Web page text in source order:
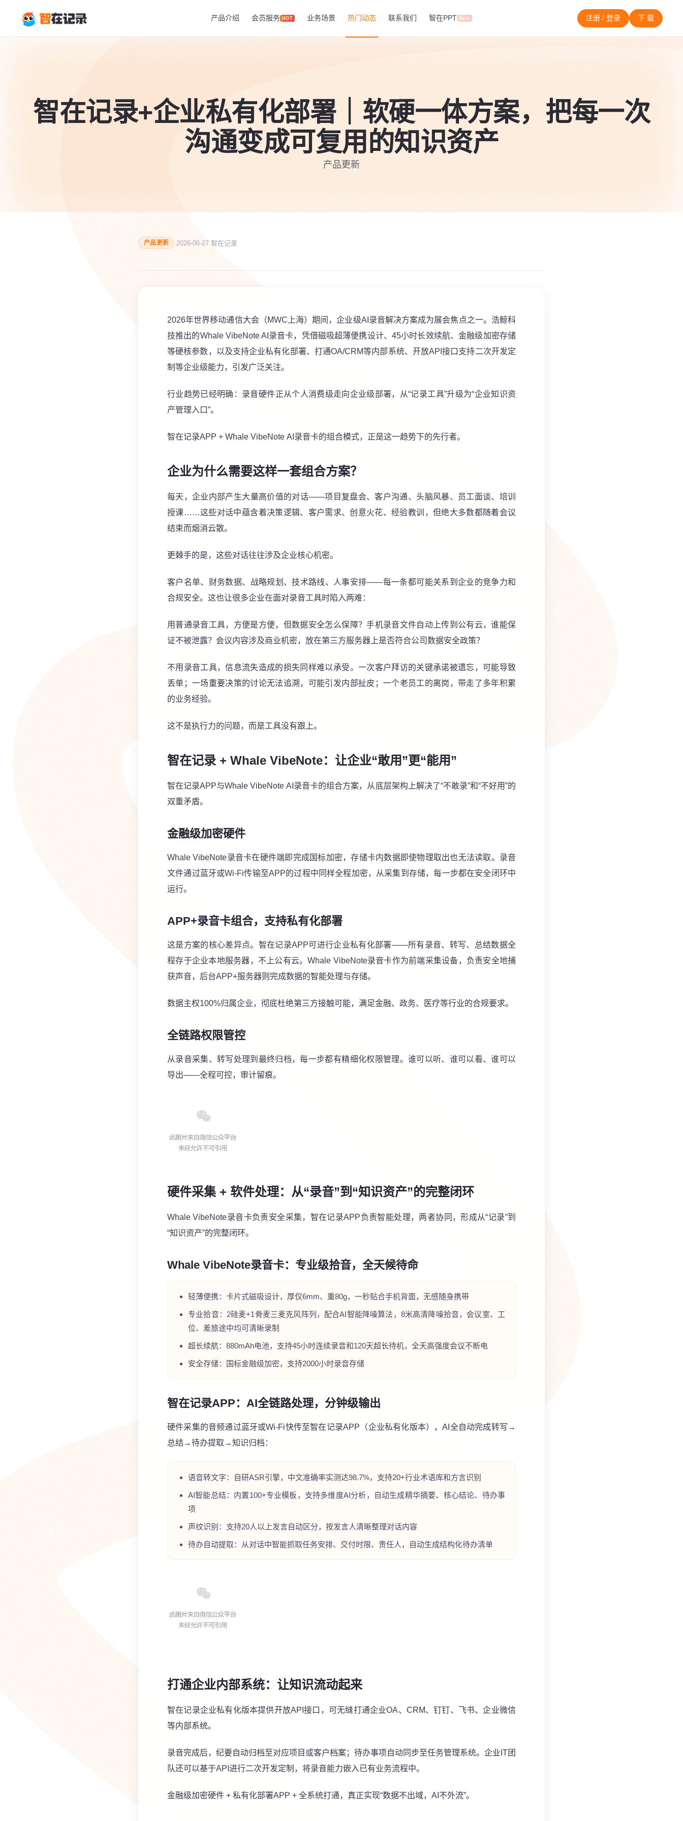
产品介绍 会员服务 HOT 业务场景 热门动态 联系我们 智在PPT New 注册 / 登录 下 载
智在记录+企业私有化部署｜软硬一体方案，把每一次
沟通变成可复用的知识资产
产品更新
产品更新 ·2026-06-27·智在记录
2026年世界移动通信大会（MWC上海）期间，企业级AI录音解决方案成为展会焦点之一。浩鲸科
技推出的Whale VibeNote AI录音卡，凭借磁吸超薄便携设计、45小时长效续航、金融级加密存储
等硬核参数，以及支持企业私有化部署、打通OA/CRM等内部系统、开放API接口支持二次开发定
制等企业级能力，引发广泛关注。
行业趋势已经明确：录音硬件正从个人消费级走向企业级部署，从“记录工具”升级为“企业知识资
产管理入口”。
智在记录APP + Whale VibeNote AI录音卡的组合模式，正是这一趋势下的先行者。
企业为什么需要这样一套组合方案？
每天，企业内部产生大量高价值的对话——项目复盘会、客户沟通、头脑风暴、员工面谈、培训
授课……这些对话中蕴含着决策逻辑、客户需求、创意火花、经验教训，但绝大多数都随着会议
结束而烟消云散。
更棘手的是，这些对话往往涉及企业核心机密。
客户名单、财务数据、战略规划、技术路线、人事安排——每一条都可能关系到企业的竞争力和
合规安全。这也让很多企业在面对录音工具时陷入两难：
用普通录音工具，方便是方便，但数据安全怎么保障？手机录音文件自动上传到公有云，谁能保
证不被泄露？会议内容涉及商业机密，放在第三方服务器上是否符合公司数据安全政策？
不用录音工具，信息流失造成的损失同样难以承受。一次客户拜访的关键承诺被遗忘，可能导致
丢单；一场重要决策的讨论无法追溯，可能引发内部扯皮；一个老员工的离岗，带走了多年积累
的业务经验。
这不是执行力的问题，而是工具没有跟上。
智在记录 + Whale VibeNote： 让企业“敢用”更“能用”
智在记录APP与Whale VibeNote AI录音卡的组合方案，从底层架构上解决了“不敢录”和“不好用”的
双重矛盾。
金融级加密硬件
Whale VibeNote录音卡在硬件端即完成国标加密，存储卡内数据即使物理取出也无法读取。录音
文件通过蓝牙或Wi-Fi传输至APP的过程中同样全程加密，从采集到存储，每一步都在安全闭环中
运行。
APP+录音卡组合，支持私有化部署
这是方案的核心差异点。智在记录APP可进行企业私有化部署——所有录音、转写、总结数据全
程存于企业本地服务器，不上公有云。Whale VibeNote录音卡作为前端采集设备，负责安全地捕
获声音，后台APP+服务器则完成数据的智能处理与存储。
数据主权100%归属企业，彻底杜绝第三方接触可能，满足金融、政务、医疗等行业的合规要求。
全链路权限管控
从录音采集、转写处理到最终归档，每一步都有精细化权限管理。谁可以听、谁可以看、谁可以
导出——全程可控，审计留痕。
硬件采集 + 软件处理：从“录音”到“知识资产”的完整闭环
WhaleVibeNote录音卡负责安全采集，智在记录APP负责智能处理，两者协同，形成从“记录”到
“知识资产”的完整闭环。
Whale VibeNote录音卡：专业级拾音，全天候待命
轻薄便携：卡片式磁吸设计，厚仅6mm、重80g，一秒贴合手机背面，无感随身携带
专业拾音：2硅麦+1骨麦三麦克风阵列，配合AI智能降噪算法，8米高清降噪拾音，会议室、工
位、差旅途中均可清晰录制
超长续航：880mAh电池，支持45小时连续录音和120天超长待机，全天高强度会议不断电
安全存储：国标金融级加密，支持2000小时录音存储
智在记录APP：AI全链路处理，分钟级输出
硬件采集的音频通过蓝牙或Wi-Fi快传至智在记录APP（企业私有化版本），AI全自动完成转写→
总结→待办提取→知识归档：
语音转文字：自研ASR引擎，中文准确率实测达98.7%，支持20+行业术语库和方言识别
AI智能总结：内置100+专业模板，支持多维度AI分析，自动生成精华摘要、核心结论、待办事
项
声纹识别：支持20人以上发言自动区分，按发言人清晰整理对话内容
待办自动提取：从对话中智能抓取任务安排、交付时限、责任人，自动生成结构化待办清单
打通企业内部系统：让知识流动起来
智在记录企业私有化版本提供开放API接口，可无缝打通企业OA、CRM、钉钉、飞书、企业微信
等内部系统。
录音完成后，纪要自动归档至对应项目或客户档案；待办事项自动同步至任务管理系统。企业IT团
队还可以基于API进行二次开发定制，将录音能力嵌入已有业务流程中。
金融级加密硬件 + 私有化部署APP + 全系统打通，真正实现“数据不出域，AI不外流”。